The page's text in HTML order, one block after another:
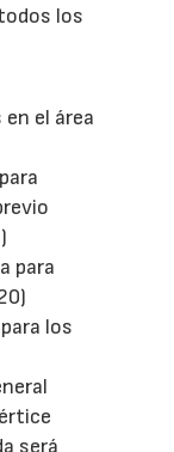
los
el área
para
los
será